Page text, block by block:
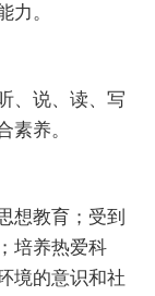
力。
、说、读、写
素养。
教育；受到
培养热爱科
境的意识和社